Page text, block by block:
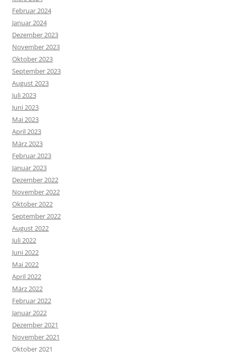
Februar 2024
Januar 2024
Dezember 2023
November 2023
Oktober 2023
September 2023
August 2023
Juli 2023
Juni 2023
Mai 2023
April 2023
März 2023
Februar 2023
Januar 2023
Dezember 2022
November 2022
Oktober 2022
September 2022
August 2022
Juli 2022
Juni 2022
Mai 2022
April 2022
März 2022
Februar 2022
Januar 2022
Dezember 2021
November 2021
Oktober 2021